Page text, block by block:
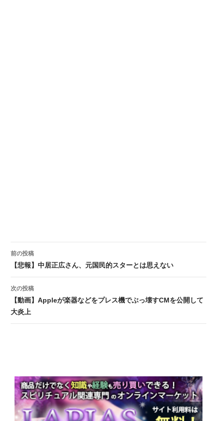
投稿ナビゲーション
前の投稿
【悲報】中居正広さん、元国民的スターとは思えない
次の投稿
【動画】Appleが楽器などをプレス機でぶっ壊すCMを公開して
大炎上